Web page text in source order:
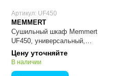
Артикул: UF450
MEMMERT
Сушильный шкаф Memmert
UF450, универсальный,
SingleDISPLAY, 449 л
Цену уточняйте
В наличии